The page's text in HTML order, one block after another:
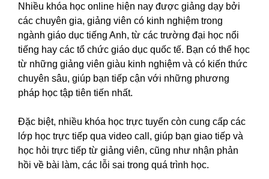
Nhiều khóa học online hiện nay được giảng dạy bởi
các chuyên gia, giảng viên có kinh nghiệm trong
ngành giáo dục tiếng Anh, từ các trường đại học nổi
tiếng hay các tổ chức giáo dục quốc tế. Bạn có thể học
từ những giảng viên giàu kinh nghiệm và có kiến thức
chuyên sâu, giúp bạn tiếp cận với những phương
pháp học tập tiên tiến nhất.
Đặc biệt, nhiều khóa học trực tuyến còn cung cấp các
lớp học trực tiếp qua video call, giúp bạn giao tiếp và
học hỏi trực tiếp từ giảng viên, cũng như nhận phản
hồi về bài làm, các lỗi sai trong quá trình học.